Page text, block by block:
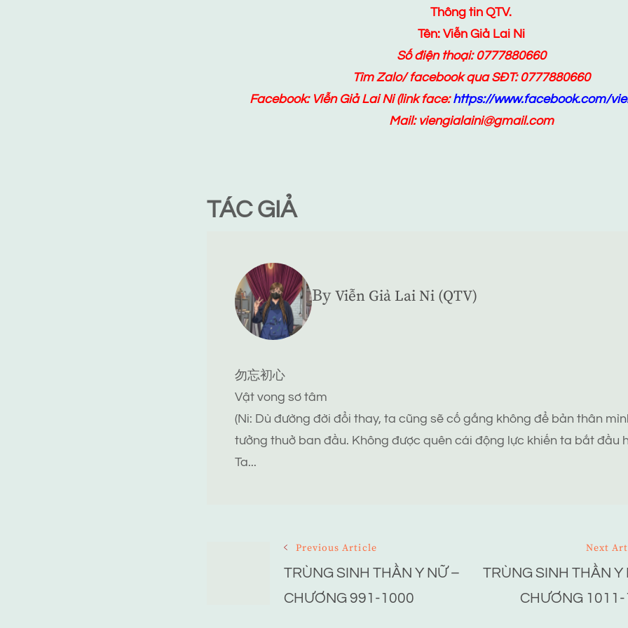
Thông tin QTV.
Tên: Viễn Giả Lai Ni
Số điện thoại: 0777880660
Tìm Zalo/ facebook qua SĐT: 0777880660
Facebook: Viễn Giả Lai Ni(link face:https://www.facebook.com/
Mail: viengialaini@gmail.com
TÁC GIẢ
By Viễn Giả Lai Ni (QTV)
勿忘初心
Vật vong sơ tâm
(Ni: Dù đường đời đổi thay, ta cũng sẽ cố gắng không để bản thân
tưởng thuở ban đầu. Không được quên cái động lực khiến ta bắt đầu
Ta...
Navigation
Previous Article
TRÙNG SINH THẦN Y NỮ –
CHƯƠNG 991-1000
Next
TRÙNG SINH THẦN Y
CHƯƠNG